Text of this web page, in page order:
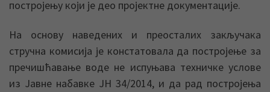
постројењу који је део пројектне документације.
На основу наведених и преосталих закључака
стручна комисија је констатовала да постројење за
пречишћавање воде не испуњава техничке услове
из Јавне набавке ЈН 34/2014, и да рад постројења